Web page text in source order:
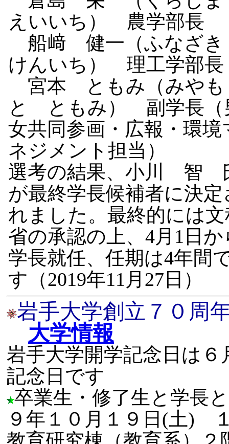
えいいち） 農学部長
船﨑 健一（ふなざ
けんいち） 理工学部長
宮本 ともみ（みやも
と ともみ） 副学長（
女共同参画・広報・環境
ネジメント担当）
選考の結果、小川 智
が最終学長候補者に決定
れました。最終的には文
省の承認の上、4月1日か
学長就任、任期は4年間
す（2019年11月27日）
岩手大学創立７０周
大学情報
岩手大学開学記念日は
記念日です
卒業生・修了生と学長
９年１０月１９日(土)